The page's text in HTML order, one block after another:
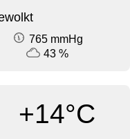
765 mmHg
43 %
+14°C